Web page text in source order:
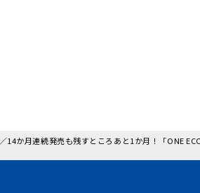
14か月連続発売も残すところあと1か月！「ONE